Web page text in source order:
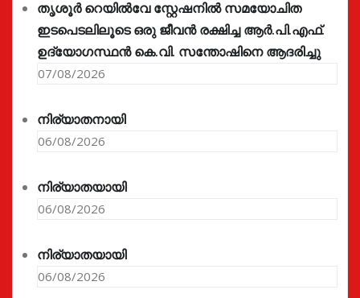
തൃശൂർ റെയിൽവേ സ്റ്റേഷനിൽ സമയോചിത
ഇടപെടലിലൂടെ ഒരു ജീവൻ രക്ഷിച്ച ആർ.പി.എഫ്.
ഉദ്യോഗസ്ഥൻ കെ.വി. സന്തോഷിനെ ആദരിച്ചു
07/08/2026
നിര്യാതനായി
06/08/2026
നിര്യാതയായി
06/08/2026
നിര്യാതയായി
06/08/2026